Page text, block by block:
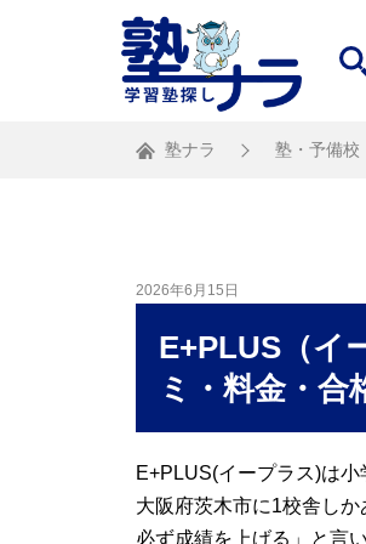
塾ナラ 塾・予備校
2026年6月15日
E+PLUS（イ
ミ・料金・合
E+PLUS(イープラス)は
大阪府茨木市に1校舎し
必ず成績を上げる」と言